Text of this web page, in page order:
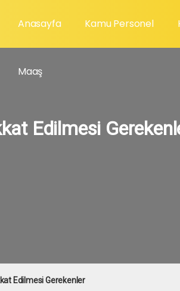
Anasayfa Kamu Personel
Maaş
Edilmesi
Edilmesi Gerekenler